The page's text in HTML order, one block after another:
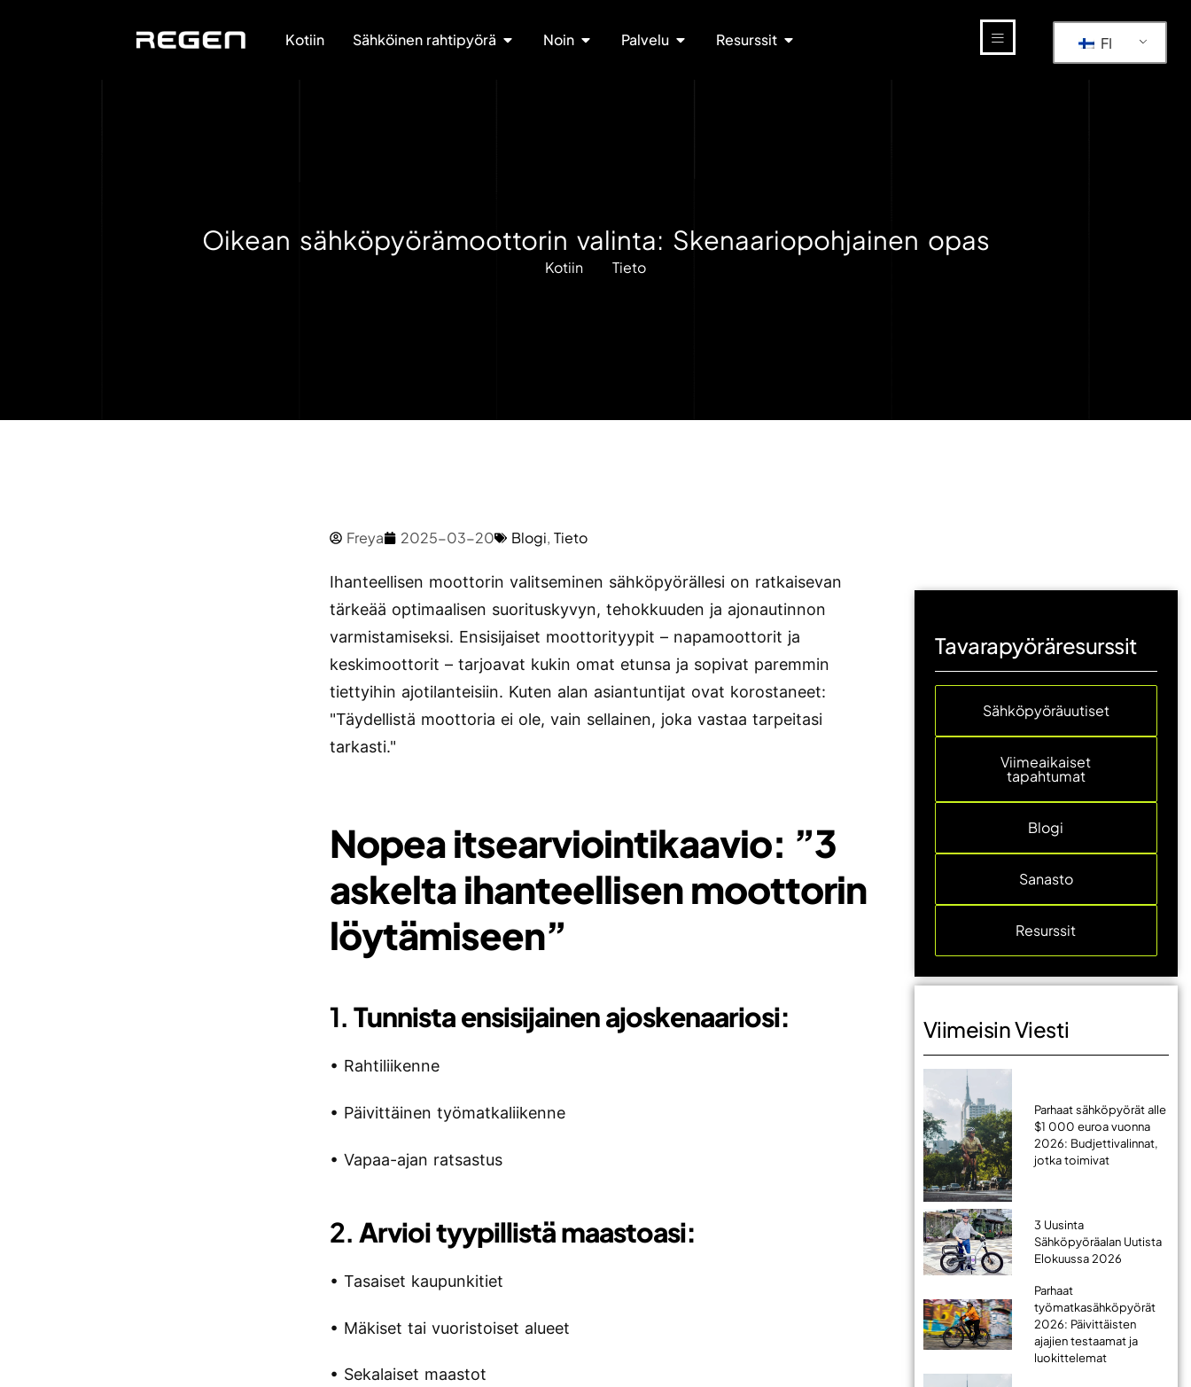
Kotiin Sähköinen rahtipyörä Noin Palvelu Resurssit FI
Oikean sähköpyörämoottorin valinta: Skenaariopohjainen opas
Kotiin Tieto
Freya 2025-03-20 Blogi,Tieto
Ihanteellisen moottorin valitseminen sähköpyörällesi on ratkaisevan
tärkeää optimaalisen suorituskyvyn, tehokkuuden ja ajonautinnon
varmistamiseksi. Ensisijaiset moottorityypit – napamoottorit ja
keskimoottorit – tarjoavat kukin omat etunsa ja sopivat paremmin
tiettyihin ajotilanteisiin. Kuten alan asiantuntijat ovat korostaneet:
"Täydellistä moottoria ei ole, vain sellainen, joka vastaa tarpeitasi
tarkasti."
Nopea itsearviointikaavio: ”3
askelta ihanteellisen moottorin
löytämiseen”
1.Tunnista ensisijainen ajoskenaariosi:
• Rahtiliikenne
• Päivittäinen työmatkaliikenne
• Vapaa-ajan ratsastus
2. Arvioi tyypillistä maastoasi:
• Tasaiset kaupunkitiet
• Mäkiset tai vuoristoiset alueet
• Sekalaiset maastot
Tavarapyöräresurssit
Sähköpyöräuutiset
Viimeaikaiset
tapahtumat
Blogi
Sanasto
Resurssit
Viimeisin Viesti
Parhaat sähköpyörät alle
$1 000 euroa vuonna
2026: Budjettivalinnat,
jotka toimivat
3 Uusinta
Sähköpyöräalan Uutista
Elokuussa 2026
Parhaat
työmatkasähköpyörät
2026: Päivittäisten
ajajien testaamat ja
luokittelemat